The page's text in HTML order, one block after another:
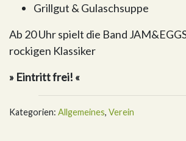
Grillgut & Gulaschsuppe
Ab 20 Uhr spielt die Band
rockigen Klassiker
» Eintritt frei! «
Kategorien: Allgemeines, Verein